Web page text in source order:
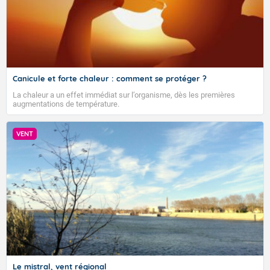
Canicule et forte chaleur : comment se protéger ?
La chaleur a un effet immédiat sur l’organisme, dès les premières
augmentations de température.
VENT
Le mistral, vent régional